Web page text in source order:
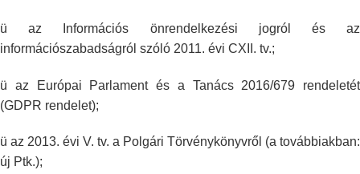
ü az Információs önrendelkezési jogról és az
információszabadságról szóló 2011. évi CXII. tv.;
ü az Európai Parlament és a Tanács 2016/679 rendeletét
(GDPR rendelet);
ü az 2013. évi V. tv. a Polgári Törvénykönyvről (a továbbiakban:
új Ptk.);